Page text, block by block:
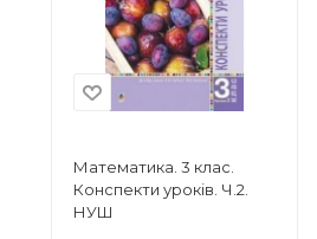
Математика. 3 клас.
Конспекти уроків. Ч.2.
НУШ